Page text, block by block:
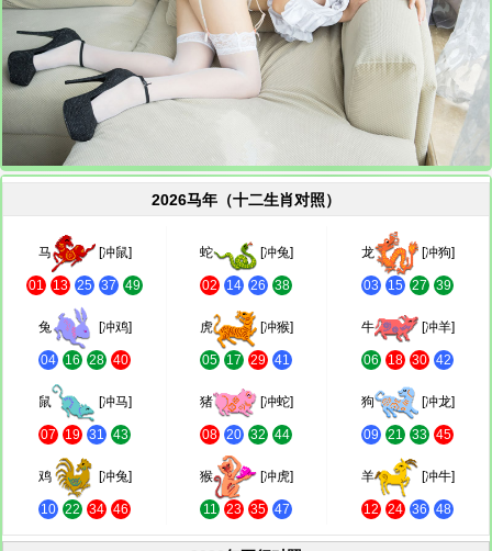
2026马年（十二生肖对照）
马 [冲鼠]
01 13 25 37 49
蛇 [冲兔]
02 14 26 38
龙 [冲狗]
03 15 27 39
兔 [冲鸡]
04 16 28 40
虎 [冲猴]
05 17 29 41
牛 [冲羊]
06 18 30 42
鼠 [冲马]
07 19 31 43
猪 [冲蛇]
08 20 32 44
狗 [冲龙]
09 21 33 45
鸡 [冲兔]
10 22 34 46
猴 [冲虎]
11 23 35 47
羊 [冲牛]
12 24 36 48